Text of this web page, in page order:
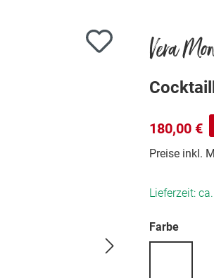
Vera
180,00 €
Preise inkl.
Lieferzeit:
Farbe